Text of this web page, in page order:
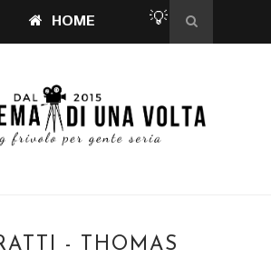
HOME 💡
- THOMAS